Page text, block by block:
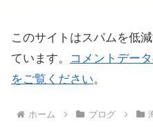
このサイトはスパムを低
ています。
コメントデー
をご覧ください。
ホーム ブログ